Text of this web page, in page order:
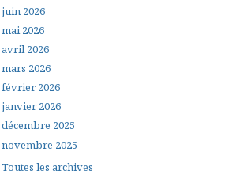
juin 2026
mai 2026
avril 2026
mars 2026
février 2026
janvier 2026
décembre 2025
novembre 2025
Toutes les archives